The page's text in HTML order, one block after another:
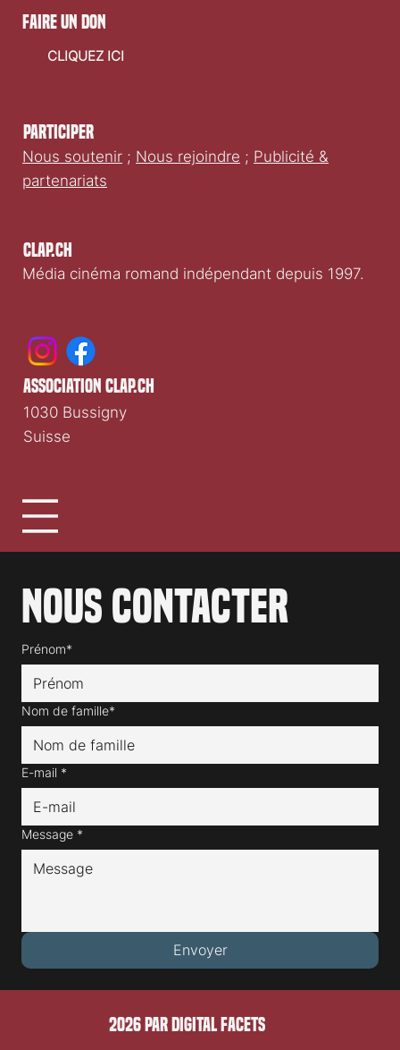
Clap.ch
Média cinéma romand indépendant depuis 1997.
Participer
Nous soutenir ; Nous rejoindre ; Publicité &
partenariats
Nous contacter
Prénom*
Nom de famille*
E-mail *
Message *
Envoyer
faire un don
CLIQUEZ ICI
association clap.ch
1030 Bussigny
Suisse
2026 PAR DIGITAL FACETS